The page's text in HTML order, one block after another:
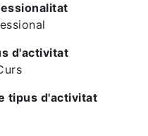
d'activitat
tipus d'activitat